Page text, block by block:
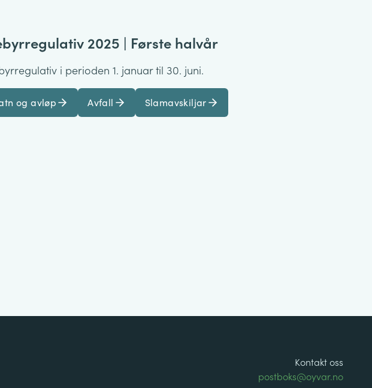
2025 | Første halvår
i perioden 1. januar til 30. juni.
og avløp Avfall Slamavskiljar
Kontakt oss
postboks@oyvar.no